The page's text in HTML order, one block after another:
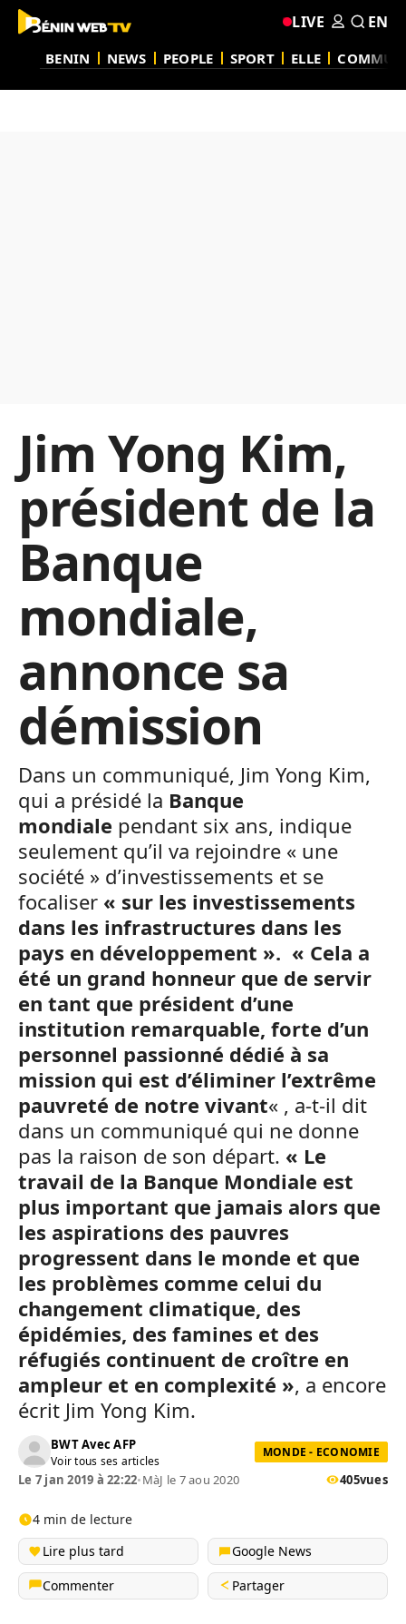
BENIN NEWS PEOPLE SPORT ELLE
LIVE EN
Jim Yong Kim,
président de la
Banque
mondiale,
annonce sa
démission
Dans un communiqué, Jim Yong Kim,
qui a présidé la Banque
mondiale pendant six ans, indique
seulement qu’il va rejoindre « une
société » d’investissements et se
focaliser « sur les investissements
dans les infrastructures dans les
pays en développement ». « Cela a
été un grand honneur que de servir
en tant que président d’une
institution remarquable, forte d’un
personnel passionné dédié à sa
mission qui est d’éliminer l’extrême
pauvreté de notre vivant« , a-t-il dit
dans un communiqué qui ne donne
pas la raison de son départ. « Le
travail de la Banque Mondiale est
plus important que jamais alors que
les aspirations des pauvres
progressent dans le monde et que
les problèmes comme celui du
changement climatique, des
épidémies, des famines et des
réfugiés continuent de croître en
ampleur et en complexité », a encore
écrit Jim Yong Kim.
BWT Avec AFP
Voir tous ses articles
MONDE - ECONOMIE
Le 7 jan 2019 à 22:22•MàJ le 7 aou 2020 405vues
4 min de lecture
Lire plus tard
Google News
Commenter
Partager